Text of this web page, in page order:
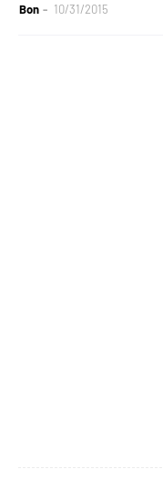
Bon 10/31/2015